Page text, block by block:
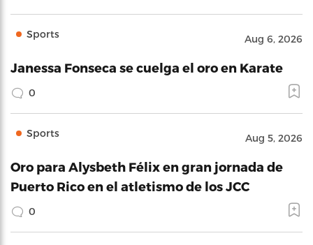
Sports Aug 6, 2026
Janessa Fonseca se cuelga el oro en Karate
0
Sports Aug 5, 2026
Oro para Alysbeth Félix en gran jornada de
Puerto Rico en el atletismo de los JCC
0